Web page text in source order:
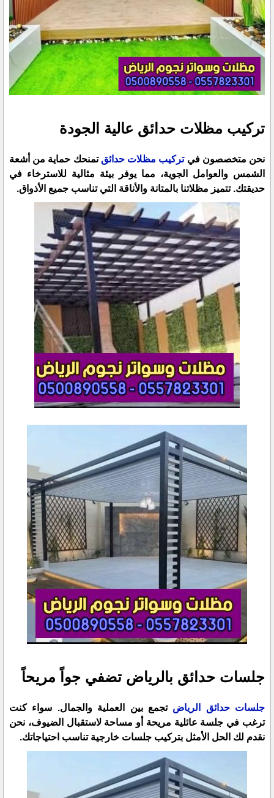
تركيب مظلات حدائق عالية الجودة
نحن متخصصون فيتركيب مظلات حدائق تمنحك حماية من أشعة
الشمس والعوامل الجوية، مما يوفر بيئة مثالية للاسترخاء في
حديقتك. تتميز مظلاتنا بالمتانة والأناقة التي تناسب جميع الأذواق.
جلسات حدائق بالرياض تضفي جواً مريحاً
جلسات حدائق الرياض تجمع بين العملية والجمال. سواء كنت
ترغب في جلسة عائلية مريحة أو مساحة لاستقبال الضيوف، نحن
نقدم لك الحل الأمثل بتركيب جلسات خارجية تناسب احتياجاتك.